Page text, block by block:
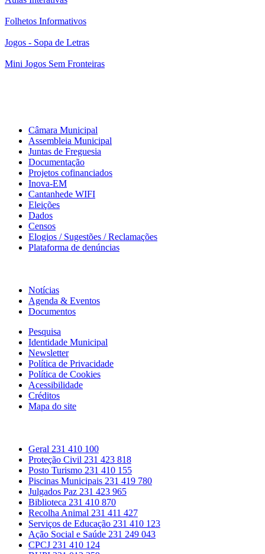
Folhetos Informativos
Jogos - Sopa de Letras
Mini Jogos Sem Fronteiras
Câmara Municipal
Assembleia Municipal
Juntas de Freguesia
Documentação
Projetos cofinanciados
Inova-EM
Cantanhede WIFI
Eleições
Dados
Censos
Elogios / Sugestões / Reclamações
Plataforma de denúncias
Notícias
Agenda & Eventos
Documentos
Pesquisa
Identidade Municipal
Newsletter
Política de Privacidade
Política de Cookies
Acessibilidade
Créditos
Mapa do site
Geral 231 410 100
Proteção Civil 231 423 818
Posto Turismo 231 410 155
Piscinas Municipais 231 419 780
Julgados Paz 231 423 965
Biblioteca 231 410 870
Recolha Animal 231 411 427
Serviços de Educação 231 410 123
Ação Social e Saúde 231 249 043
CPCJ 231 410 124